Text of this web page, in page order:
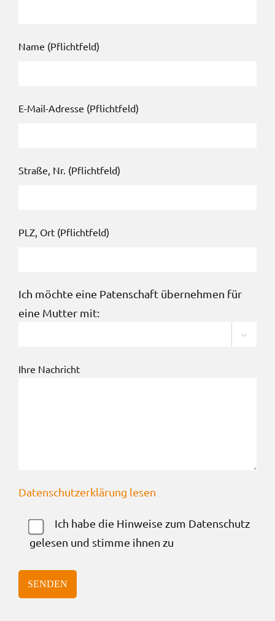
Name (Pflichtfeld)
E-Mail-Adresse (Pflichtfeld)
Straße, Nr. (Pflichtfeld)
PLZ, Ort (Pflichtfeld)
Ich möchte eine Patenschaft übernehmen für
eine Mutter mit:

Ihre Nachricht
Datenschutzerklärung lesen
Ich habe die Hinweise zum Datenschutz
gelesen und stimme ihnen zu